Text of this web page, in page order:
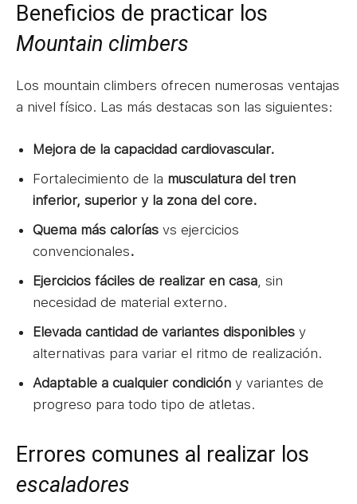
Beneficios de practicar los
Mountain climbers
Los mountain climbers ofrecen numerosas ventajas
a nivel físico. Las más destacas son las siguientes:
Mejora de la capacidad cardiovascular.
Fortalecimiento de la musculatura del tren
inferior, superior y la zona del core.
Quema más calorías vs ejercicios
convencionales.
Ejercicios fáciles de realizar en casa, sin
necesidad de material externo.
Elevada cantidad de variantes disponibles y
alternativas para variar el ritmo de realización.
Adaptable a cualquier condición y variantes de
progreso para todo tipo de atletas.
Errores comunes al realizar los
escaladores